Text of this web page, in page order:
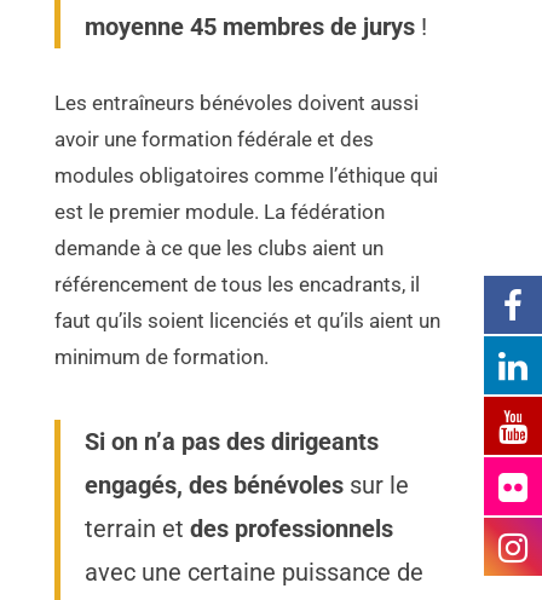
moyenne 45 membres de jurys !
Les entraîneurs bénévoles doivent aussi
avoir une formation fédérale et des
modules obligatoires comme l’éthique qui
est le premier module. La fédération
demande à ce que les clubs aient un
référencement de tous les encadrants, il
faut qu’ils soient licenciés et qu’ils aient un
minimum de formation.
Si on n’a pas des dirigeants
engagés, des bénévoles sur le
terrain et des professionnels
avec une certaine puissance de